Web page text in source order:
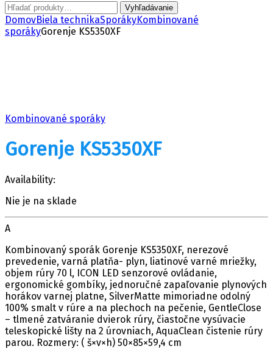
Hľadať:
Vyhľadávanie
DomovBiela technikaSporákyKombinované
sporákyGorenje KS5350XF
Kombinované sporáky
Gorenje KS5350XF
Availability:
Nie je na sklade
A
Kombinovaný sporák Gorenje KS5350XF, nerezové
prevedenie, varná platňa- plyn, liatinové varné mriežky,
objem rúry 70 l, ICON LED senzorové ovládanie,
ergonomické gombíky, jednoručné zapaľovanie plynových
horákov varnej platne, SilverMatte mimoriadne odolný
100% smalt v rúre a na plechoch na pečenie, GentleClose
– tlmené zatváranie dvierok rúry, čiastočne vysúvacie
teleskopické lišty na 2 úrovniach, AquaClean čistenie rúry
parou. Rozmery: ( š×v×h) 50×85×59,4 cm